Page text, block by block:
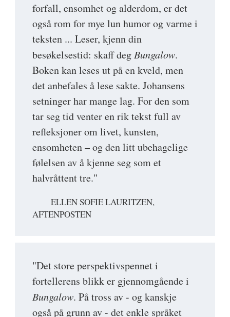
forfall, ensomhet og alderdom, er det
også rom for mye lun humor og varme i
teksten ... Leser, kjenn din
besøkelsestid: skaff deg Bungalow.
Boken kan leses ut på en kveld, men
det anbefales å lese sakte. Johansens
setninger har mange lag. For den som
tar seg tid venter en rik tekst full av
refleksjoner om livet, kunsten,
ensomheten – og den litt ubehagelige
følelsen av å kjenne seg som et
halvråttent tre."
ELLEN SOFIE LAURITZEN,
AFTENPOSTEN
"Det store perspektivspennet i
fortellerens blikk er gjennomgående i
Bungalow. På tross av - og kanskje
også på grunn av - det enkle språket